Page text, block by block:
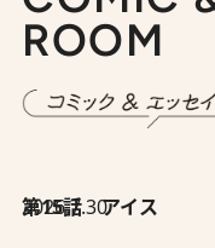
ROOM
2026.7.30
第15話 アイス